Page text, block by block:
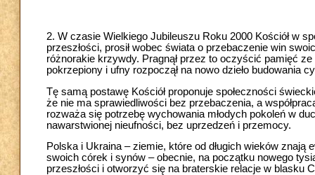
2. W czasie Wielkiego Jubileuszu Roku 2000 Kościół w
przeszłości, prosił wobec świata o przebaczenie win
różnorakie krzywdy. Pragnął przez to oczyścić pamięć
pokrzepiony i ufny rozpoczął na nowo dzieło budowania
Tę samą postawę Kościół proponuje społeczności
że nie ma sprawiedliwości bez przebaczenia, a
rozważa się potrzebę wychowania młodych pokoleń w
nawarstwionej nieufności, bez uprzedzeń i przemocy.
Polska i Ukraina – ziemie, które od długich wieków
swoich córek i synów – obecnie, na początku nowego
przeszłości i otworzyć się na braterskie relacje w blasku